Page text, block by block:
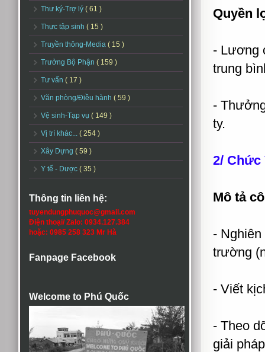
Thư ký-Trợ lý ( 61 )
Thực tập sinh ( 15 )
Truyền thông-Media ( 15 )
Trưởng Bộ Phận ( 159 )
Tư vấn ( 17 )
Văn phòng/Điều hành ( 59 )
Vệ sinh-Tạp vụ ( 149 )
Vị trí khác... ( 254 )
Xây Dựng ( 59 )
Y tế - Dược ( 35 )
Thông tin liên hệ:
tuyendungphuquoc@gmail.com
Điện thoại/ Zalo: 0934.127.384
hoặc: 0985 258 323 Mr Hà
Fanpage Facebook
Welcome to Phú Quốc
Quyền
- Lương
trung
-
ty.
2/ Chức
Mô tả
-
trường
- Viết
- Theo
giải